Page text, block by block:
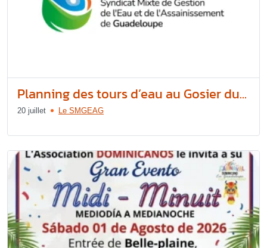
Planning des tours d’eau au Gosier du...
20 juillet Le SMGEAG